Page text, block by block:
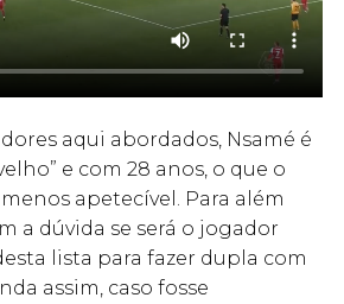
aqui abordados, Nsamé é
e com 28 anos, o que o
apetecível. Para além
a dúvida se será o jogador
lista para fazer dupla com
assim, caso fosse